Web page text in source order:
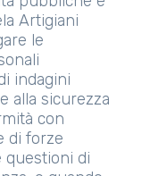
Artigiani
le
indagini
alla sicurezza
con
di forze
questioni di